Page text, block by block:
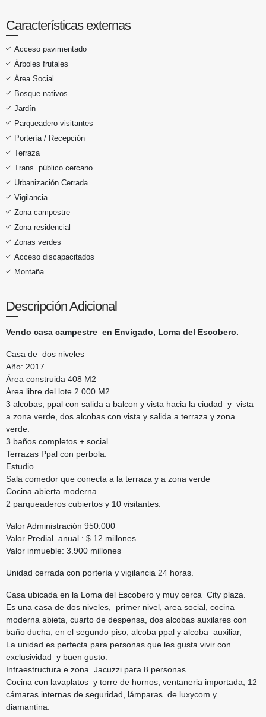
Características externas
Acceso pavimentado
Árboles frutales
Área Social
Bosque nativos
Jardín
Parqueadero visitantes
Portería / Recepción
Terraza
Trans. público cercano
Urbanización Cerrada
Vigilancia
Zona campestre
Zona residencial
Zonas verdes
Acceso discapacitados
Montaña
Descripción Adicional
Vendo casa campestre en Envigado, Loma del Escobero.
Casa de dos niveles
Año: 2017
Área construida 408 M2
Área libre del lote 2.000 M2
3 alcobas, ppal con salida a balcon y vista hacia la ciudad y vista
a zona verde, dos alcobas con vista y salida a terraza y zona
verde.
3 baños completos + social
Terrazas Ppal con perbola.
Estudio.
Sala comedor que conecta a la terraza y a zona verde
Cocina abierta moderna
2 parqueaderos cubiertos y 10 visitantes.
Valor Administración 950.000
Valor Predial anual : $ 12 millones
Valor inmueble: 3.900 millones
Unidad cerrada con portería y vigilancia 24 horas.
Casa ubicada en la Loma del Escobero y muy cerca City plaza.
Es una casa de dos niveles, primer nivel, area social, cocina
moderna abieta, cuarto de despensa, dos alcobas auxilares con
baño ducha, en el segundo piso, alcoba ppal y alcoba auxiliar,
La unidad es perfecta para personas que les gusta vivir con
exclusividad y buen gusto.
Infraestructura e zona Jacuzzi para 8 personas.
Cocina con lavaplatos y torre de hornos, ventaneria importada, 12
cámaras internas de seguridad, lámparas de luxycom y
diamantina.